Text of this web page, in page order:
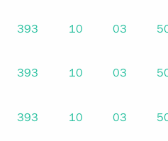
393 10 03
393 10 03
393 10 03